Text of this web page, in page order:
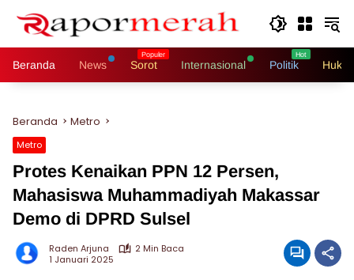
Beranda News Sorot Internasional Politik
Beranda Metro
Metro
Protes Kenaikan PPN 12 Persen,
Mahasiswa Muhammadiyah Makassar
Demo di DPRD Sulsel
Raden Arjuna
2 Min Baca
1 Januari 2025